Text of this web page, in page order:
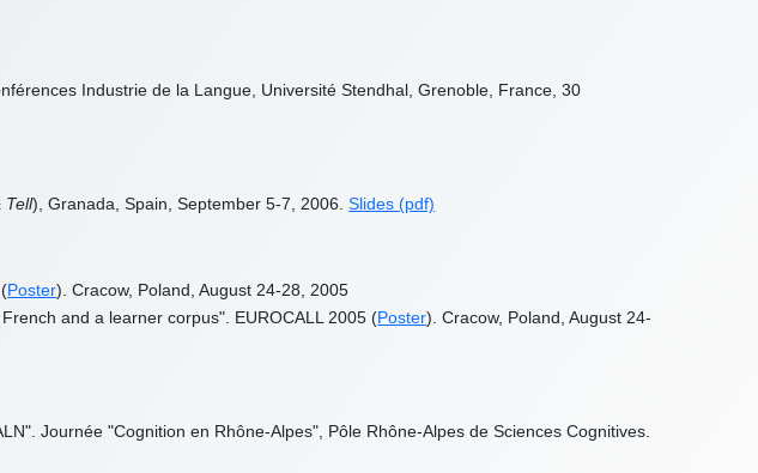
Industrie de la Langue, Université Stendhal, Grenoble, France, 30
Tell), Granada, Spain, September 5-7, 2006.Slides (pdf)
Poster). Cracow, Poland, August 24-28, 2005
and a learner corpus". EUROCALL 2005 (Poster). Cracow, Poland, August 24-
Journée "Cognition en Rhône-Alpes", Pôle Rhône-Alpes de Sciences Cognitives.